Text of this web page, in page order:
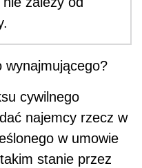
wynajmującego?
cywilnego
najemcy rzecz w
w umowie
stanie przez